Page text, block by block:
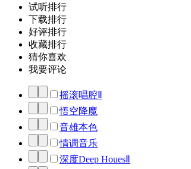
试听排行
下载排行
好评排行
收藏排行
猜你喜欢
我要评论
摇滚唱腔Ⅱ
悟空降魔
音雄本色
情调音乐
深度Deep HouesⅡ